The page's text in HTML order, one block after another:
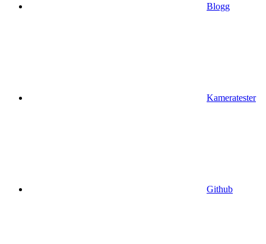
Blogg
Kameratester
Github